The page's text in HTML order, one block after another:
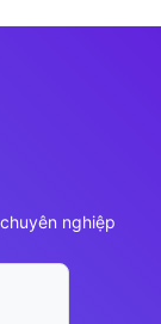
nghiệp